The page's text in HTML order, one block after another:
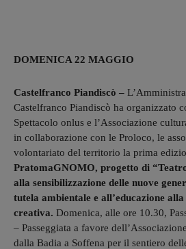
DOMENICA 22 MAGGIO
Castelfranco Piandiscò –
Castelfranco Piandiscò ha organizzato
Spettacolo onlus e l’Associazione
in collaborazione con le Proloco, le
volontariato del territorio la prima
PratomaGNOMO, progetto di
alla sensibilizzazione delle nuove
tutela ambientale e all’educazione
creativa. Domenica, alle ore 10.30,
– Passeggiata a favore
dalla Badia a Soffena per il sentiero